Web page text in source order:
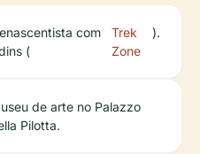
com
(
Trek
Zone
).
de arte no Palazzo
Pilotta.